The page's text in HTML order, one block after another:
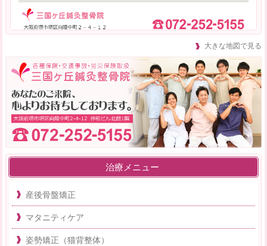
大きな地図で見る
治療メニュー
産後骨盤矯正
マタニティケア
姿勢矯正（猫背整体）